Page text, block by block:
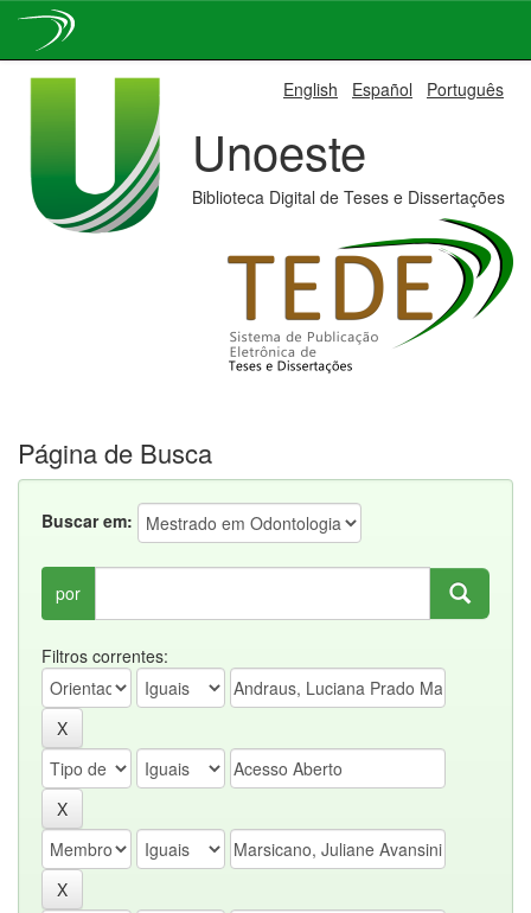
English Español Português
Unoeste
Biblioteca Digital de Teses e Dissertações
Página de Busca
Buscar em:
por
Filtros correntes: